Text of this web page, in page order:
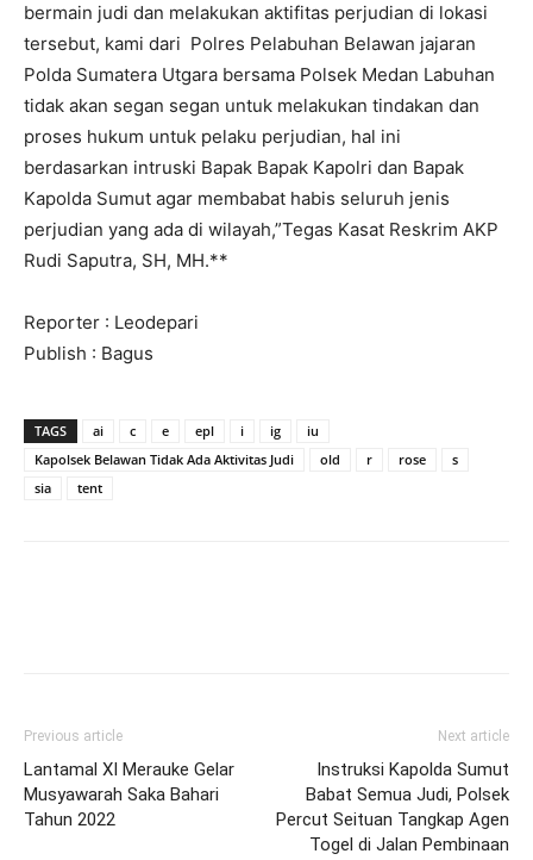
bermain judi dan melakukan aktifitas perjudian di lokasi
tersebut, kami dari Polres Pelabuhan Belawan jajaran
Polda Sumatera Utgara bersama Polsek Medan Labuhan
tidak akan segan segan untuk melakukan tindakan dan
proses hukum untuk pelaku perjudian, hal ini
berdasarkan intruski Bapak Bapak Kapolri dan Bapak
Kapolda Sumut agar membabat habis seluruh jenis
perjudian yang ada di wilayah,”Tegas Kasat Reskrim AKP
Rudi Saputra, SH, MH.**
Reporter : Leodepari
Publish : Bagus
TAGS ai c e epl i ig
iu
Kapolsek Belawan Tidak Ada Aktivitas Judi
old r rose
s
sia
tent
Previous article
Lantamal XI Merauke Gelar
Musyawarah Saka Bahari
Tahun 2022
Next article
Instruksi Kapolda Sumut
Babat Semua Judi, Polsek
Percut Seituan Tangkap Agen
Togel di Jalan Pembinaan